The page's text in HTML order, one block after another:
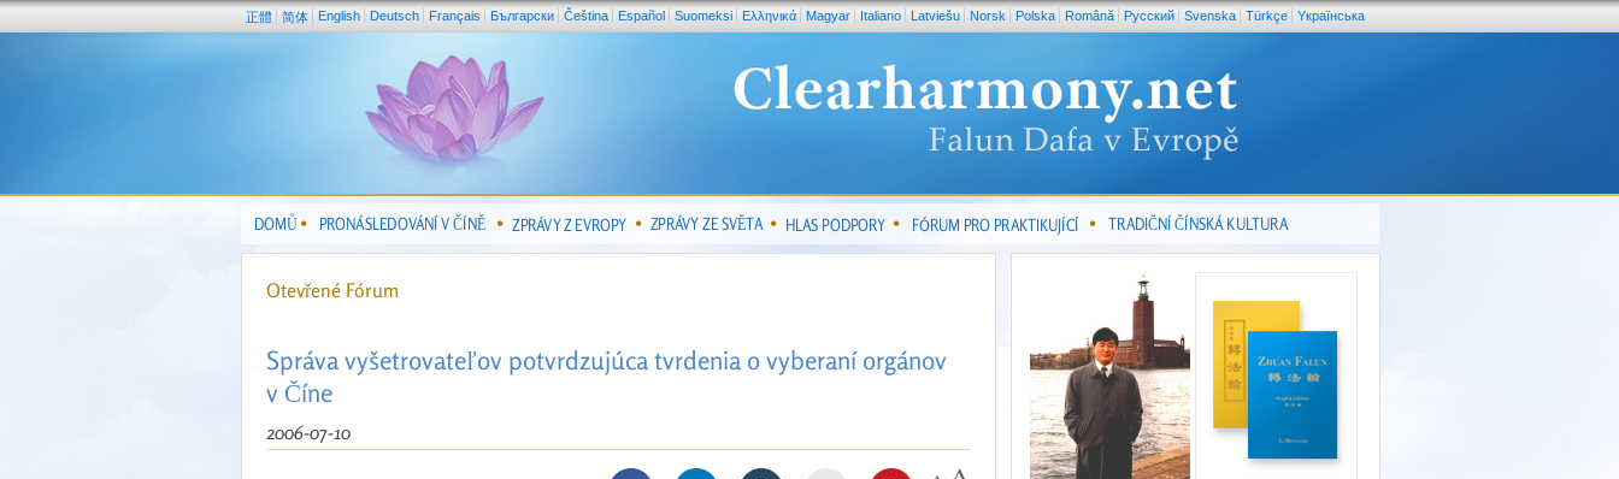
正體 简体 English Deutsch Français Български Čeština Español Suomeksi Ελληνικά Magyar Italiano Latviešu Norsk Polska Română Pусский Svenska Türkçe Yкраїнська
DOMŮ PRONÁSLEDOVÁNÍ V ČÍNĚ ZPRÁVY Z EVROPY ZPRÁVY ZE SVĚTA HLAS PODPORY FÓRUM PRO PRAKTIKUJÍCÍ TRADIČNÍ ČÍNSKÁ KULTURA
Otevřené Fórum
Správa vyšetrovateľov potvrdzujúca tvrdenia o vyberaní orgánov
v Číne
2006-07-10